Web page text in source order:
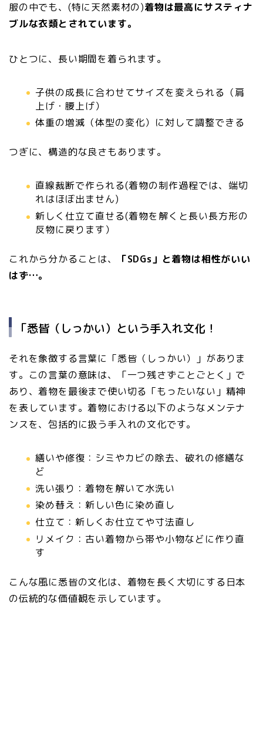
服の中でも、(特に天然素材の)着物は最高にサスティナ
ブルな衣類とされています。
ひとつに、長い期間を着られます。
子供の成長に合わせてサイズを変えられる（肩
上げ・腰上げ）
体重の増減（体型の変化）に対して調整できる
つぎに、構造的な良さもあります。
直線裁断で作られる(着物の制作過程では、端切
れはほぼ出ません)
新しく仕立て直せる(着物を解くと長い長方形の
反物に戻ります）
これから分かることは、
「SDGs」と着物は相性がいい
はず…。
「悉皆（しっかい）という手入れ文化！
それを象徴する言葉に「悉皆（しっかい）」がありま
す。この言葉の意味は、「一つ残さずことごとく」で
あり、着物を最後まで使い切る「もったいない」精神
を表しています。着物における以下のようなメンテナ
ンスを、包括的に扱う手入れの文化です。
繕いや修復：シミやカビの除去、破れの修繕な
ど
洗い張り：着物を解いて水洗い
染め替え：新しい色に染め直し
仕立て：新しくお仕立てや寸法直し
リメイク：古い着物から帯や小物などに作り直
す
こんな風に悉皆の文化は、着物を長く大切にする日本
の伝統的な価値観を示しています。